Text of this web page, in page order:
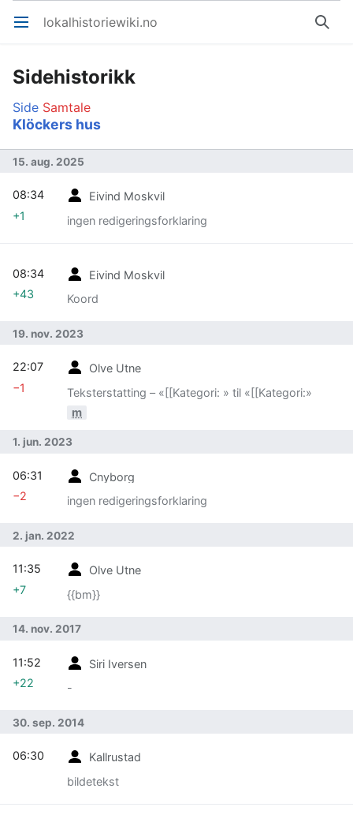
Åpne hovedmenyen lokalhistoriewiki.no Søk
Sidehistorikk
Side Samtale
Klöckers hus
15. aug. 2025
Eivind Moskvil
ingen redigeringsforklaring
08:34
+1
Eivind Moskvil
Koord
08:34
+43
19. nov. 2023
Olve Utne
Teksterstatting – «[[Kategori: » til «[[Kategori:»
m
22:07
−1
1. jun. 2023
Cnyborg
ingen redigeringsforklaring
06:31
−2
2. jan. 2022
Olve Utne
{{bm}}
11:35
+7
14. nov. 2017
Siri Iversen
-
11:52
+22
30. sep. 2014
Kallrustad
bildetekst
06:30